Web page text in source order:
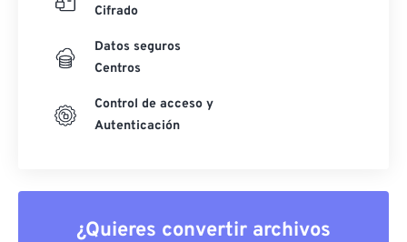
Cifrado
Datos seguros
Centros
Control de acceso y
Autenticación
¿Quieres convertir archivos